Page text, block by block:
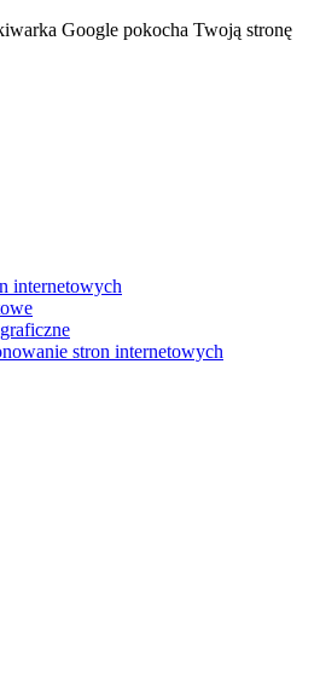
Google pokocha Twoją stronę
internetowych
stron internetowych